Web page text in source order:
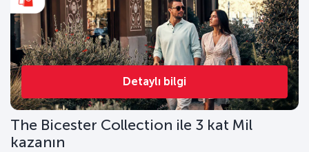
Detaylı bilgi
The Bicester Collection ile 3 kat Mil
kazanın